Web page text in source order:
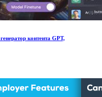
контента GPT,